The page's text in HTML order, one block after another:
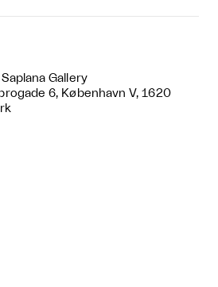
Gallery
6, København V, 1620